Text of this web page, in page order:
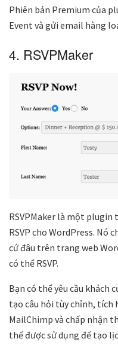
Phiên bản Premium của
Event và gửi email hàng
4. RSVPMaker
RSVPMaker là một plugin
RSVP cho WordPress. Nó
cứ đâu trên trang web
có thể RSVP.
Bạn có thể yêu cầu khách
tạo câu hỏi tùy chỉnh, tích
MailChimp và chấp nhận
thể được sử dụng để tạo